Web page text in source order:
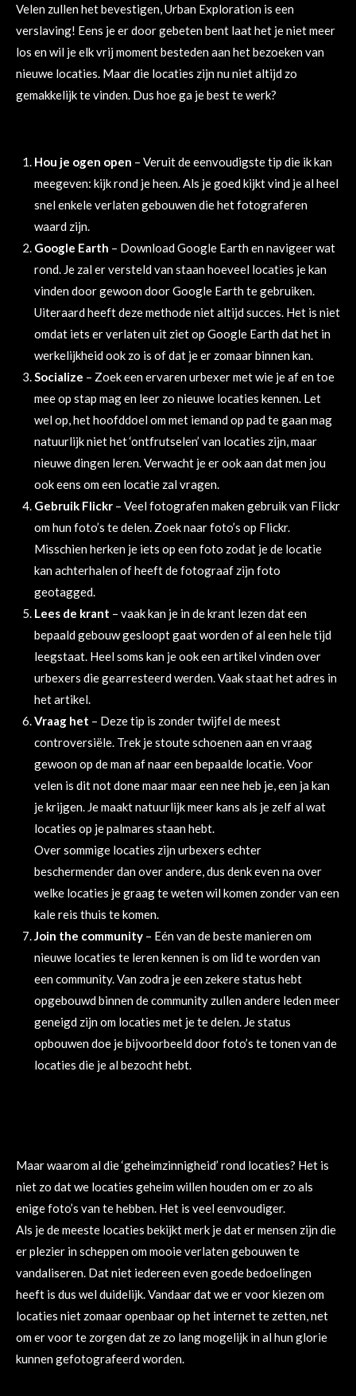
Velen zullen het bevestigen, Urban Exploration is een
verslaving! Eens je er door gebeten bent laat het je niet meer
los en wil je elk vrij moment besteden aan het bezoeken van
nieuwe locaties. Maar die locaties zijn nu niet altijd zo
gemakkelijk te vinden. Dus hoe ga je best te werk?
Hou je ogen open – Veruit de eenvoudigste tip die ik kan
meegeven: kijk rond je heen. Als je goed kijkt vind je al heel
snel enkele verlaten gebouwen die het fotograferen
waard zijn.
Google Earth – Download Google Earth en navigeer wat
rond. Je zal er versteld van staan hoeveel locaties je kan
vinden door gewoon door Google Earth te gebruiken.
Uiteraard heeft deze methode niet altijd succes. Het is niet
omdat iets er verlaten uit ziet op Google Earth dat het in
werkelijkheid ook zo is of dat je er zomaar binnen kan.
Socialize – Zoek een ervaren urbexer met wie je af en toe
mee op stap mag en leer zo nieuwe locaties kennen. Let
wel op, het hoofddoel om met iemand op pad te gaan mag
natuurlijk niet het ‘ontfrutselen’ van locaties zijn, maar
nieuwe dingen leren. Verwacht je er ook aan dat men jou
ook eens om een locatie zal vragen.
Gebruik Flickr– Veel fotografen maken gebruik van Flickr
om hun foto’s te delen. Zoek naar foto’s op Flickr.
Misschien herken je iets op een foto zodat je de locatie
kan achterhalen of heeft de fotograaf zijn foto
geotagged.
Lees de krant – vaak kan je in de krant lezen dat een
bepaald gebouw gesloopt gaat worden of al een hele tijd
leegstaat. Heel soms kan je ook een artikel vinden over
urbexers die gearresteerd werden. Vaak staat het adres in
het artikel.
Vraag het – Deze tip is zonder twijfel de meest
controversiële. Trek je stoute schoenen aan en vraag
gewoon op de man af naar een bepaalde locatie. Voor
velen is ditnot donemaar maar een nee heb je, een ja kan
je krijgen. Je maakt natuurlijk meer kans als je zelf al wat
locaties op je palmares staan hebt.
Over sommige locaties zijn urbexers echter
beschermender dan over andere, dus denk even na over
welke locaties je graag te weten wil komen zonder van een
kale reis thuis te komen.
Join the community– Eén van de beste manieren om
nieuwe locaties te leren kennen is om lid te worden van
een community. Van zodra je een zekere status hebt
opgebouwd binnen de community zullen andere leden meer
geneigd zijn om locaties met je te delen. Je status
opbouwen doe je bijvoorbeeld door foto’s te tonen van de
locaties die je al bezocht hebt.
Maar waarom al die ‘geheimzinnigheid’ rond locaties? Het is
niet zo dat we locaties geheim willen houden om er zo als
enige foto’s van te hebben. Het is veel eenvoudiger.
Als je de meeste locaties bekijkt merk je dat er mensen zijn die
er plezier in scheppen om mooie verlaten gebouwen te
vandaliseren. Dat niet iedereen even goede bedoelingen
heeft is dus wel duidelijk. Vandaar dat we er voor kiezen om
locaties niet zomaar openbaar op het internet te zetten, net
om er voor te zorgen dat ze zo lang mogelijk in al hun glorie
kunnen gefotografeerd worden.